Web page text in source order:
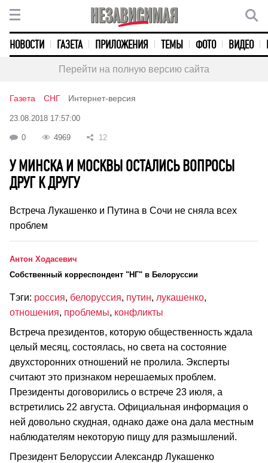
НОВОСТИ ГАЗЕТА ПРИЛОЖЕНИЯ ТЕМЫ ФОТО ВИДЕО
Перейти на полную версию сайта
Газета СНГ Интернет-версия
23.08.2018 17:57:00
0 4969 12
У МИНСКА И МОСКВЫ ОСТАЛИСЬ ВОПРОСЫ
ДРУГ К ДРУГУ
Встреча Лукашенко и Путина в Сочи не сняла всех
проблем
Антон Ходасевич
Cобственный корреспондент "НГ" в Белоруссии
Тэги: россия, белоруссия, путин, лукашенко,
отношения, проблемы, конфликты
Встреча президентов, которую общественность ждала
целый месяц, состоялась, но света на состояние
двухсторонних отношений не пролила. Эксперты
считают это признаком нерешаемых проблем.
Президенты договорились о встрече 23 июля, а
встретились 22 августа. Официальная информация о
ней довольно скудная, однако даже она дала местным
наблюдателям некоторую пищу для размышлений.
Президент Белоруссии Александр Лукашенко